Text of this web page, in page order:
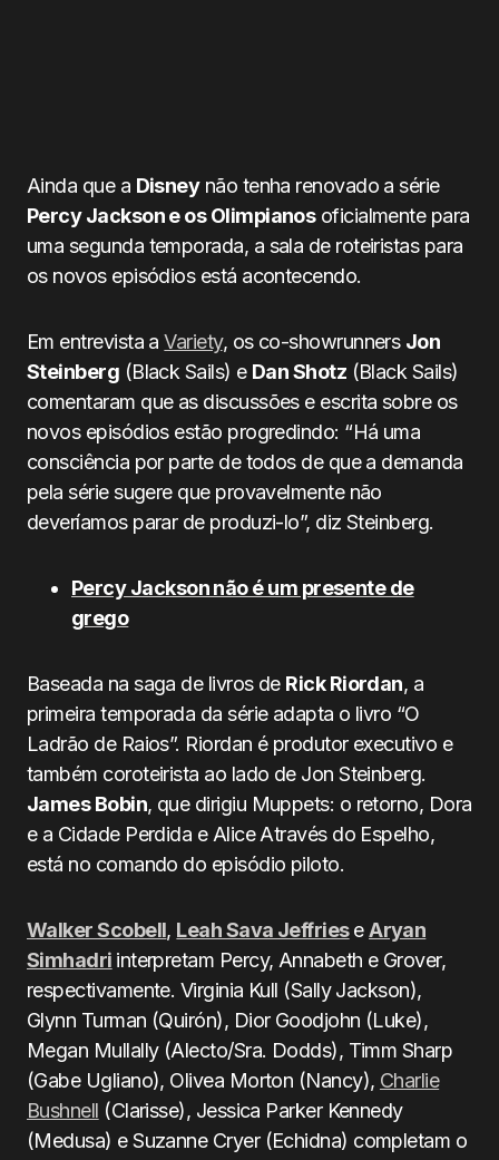
Ainda que a Disneynão tenha renovado a série
Percy Jackson e os Olimpianosoficialmente para
uma segunda temporada, a sala de roteiristas para
os novos episódios está acontecendo.
Em entrevista aVariety, os co-showrunners Jon
Steinberg (Black Sails) e Dan Shotz (Black Sails)
comentaram que as discussões e escrita sobre os
novos episódios estão progredindo: “Há uma
consciência por parte de todos de que a demanda
pela série sugere que provavelmente não
deveríamos parar de produzi-lo”, diz Steinberg.
Percy Jackson não é um presente de
grego
Baseada na saga de livros de Rick Riordan, a
primeira temporada da série adapta o livro “O
Ladrão de Raios”. Riordan é produtor executivo e
também coroteirista ao lado de Jon Steinberg.
James Bobin, que dirigiu Muppets: o retorno, Dora
e a Cidade Perdida e Alice Através do Espelho,
está no comando do episódio piloto.
Walker Scobell, Leah Sava Jeffries eAryan
Simhadri interpretam Percy, Annabeth e Grover,
respectivamente. Virginia Kull (Sally Jackson),
Glynn Turman (Quirón), Dior Goodjohn (Luke),
Megan Mullally (Alecto/Sra. Dodds), Timm Sharp
(Gabe Ugliano), Olivea Morton (Nancy), Charlie
Bushnell (Clarisse), Jessica Parker Kennedy
(Medusa) e Suzanne Cryer (Echidna) completam o